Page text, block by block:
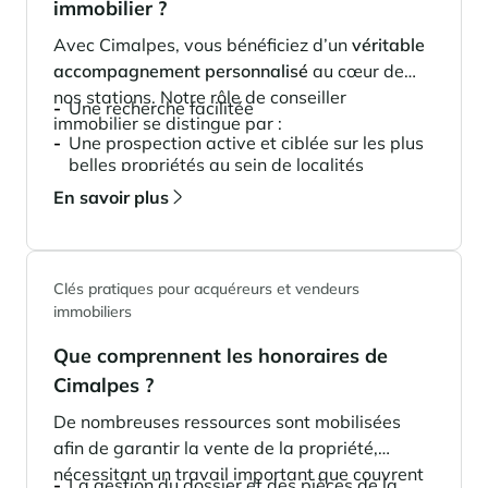
Etude annuelle de l'immobilier de montagne par Cimalpes
En savoir plus
Où trouver les plus beaux spots de ski hors-piste dans les Alpes
Vous attendez les chutes de neige comme d'autres guettent le lever
du soleil ? Vous snobez les pistes damées pour leur préférer les
grands espaces vierges de traces ? Vous faites sans doute partie de
ces adeptes du ski hors-piste. Découvrez notre sélection de secteurs
mythiques où la poudreuse se mérite - et se savoure.
immobilier ?
Avec Cimalpes, vous bénéficiez d’un véritable
accompagnement personnalisé au cœur de
nos stations. Notre rôle de conseiller
immobilier se distingue par :
Une recherche facilitée
Une prospection active et ciblée sur les plus
belles propriétés au sein de localités
prestigieuses
Des réponses à toutes vos questions afin de
mieux appréhender le projet immobilier
négociateur afin d’organiser rapidement des
visites.
Une interlocuteur unique tout au long du
projet
Une base de client acquéreurs ciblées et
En savoir plus
Clés pratiques pour acquéreurs et vendeurs
immobiliers
Que comprennent les honoraires de
Cimalpes ?
De nombreuses ressources sont mobilisées
afin de garantir la vente de la propriété,
nécessitant un travail important que couvrent